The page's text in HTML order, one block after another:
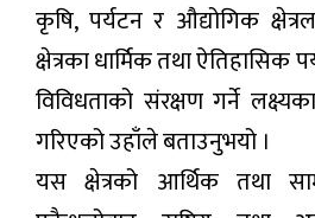
कृषि, पर्यटन र औद्योगिक
क्षेत्रका धार्मिक तथा
विविधताको संरक्षण गर्ने
गरिएको उहाँले बताउनुभयो ।
यस क्षेत्रको आर्थिक तथा